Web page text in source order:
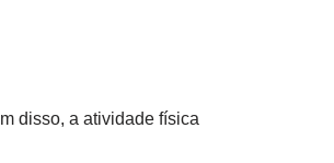
disso, a atividade física